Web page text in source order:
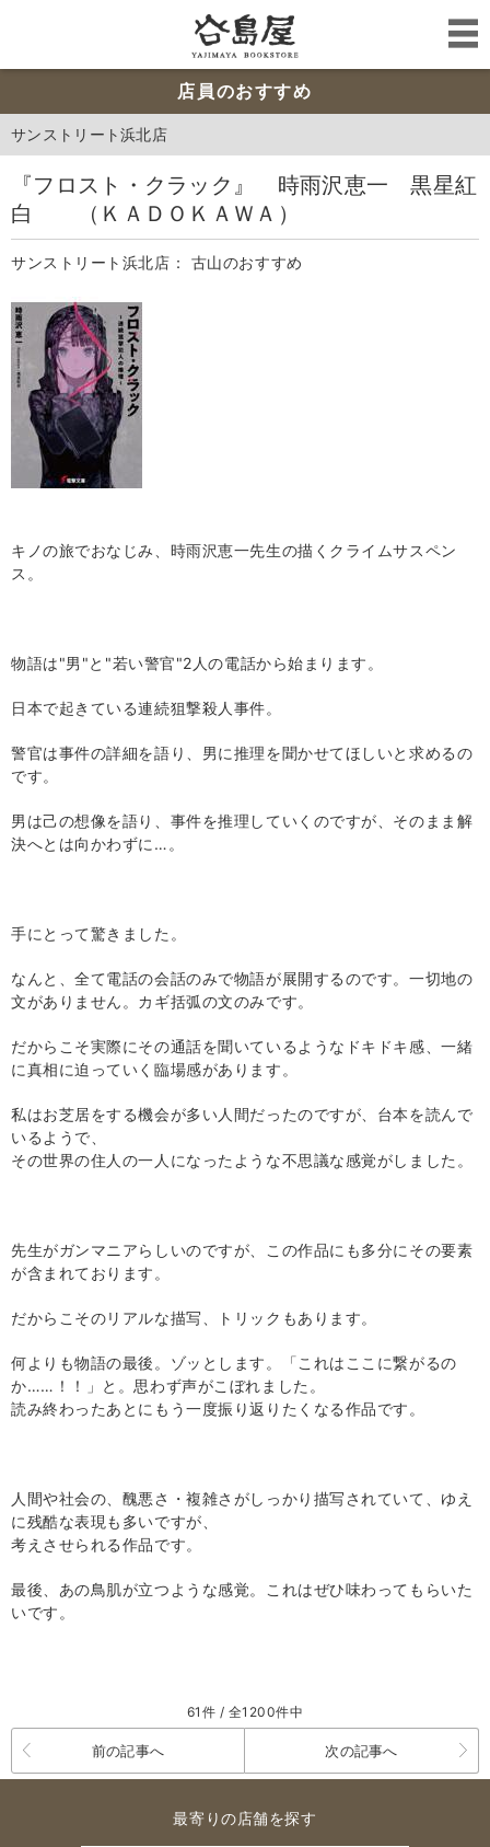
店員のおすすめ
サンストリート浜北店
『フロスト・クラック』 時雨沢恵一 黒星紅
白 （ＫＡＤＯＫＡＷＡ）
サンストリート浜北店： 古山のおすすめ
キノの旅でおなじみ、時雨沢恵一先生の描くクライムサスペン
ス。
物語は"男 "と "若い警官"2 人の電話から始まります。
日本で起きている連続狙撃殺人事件。
警官は事件の詳細を語り、男に推理を聞かせてほしいと求めるの
です。
男は己の想像を語り、事件を推理していくのですが、そのまま解
決へとは向かわずに…。
手にとって驚きました。
なんと、全て電話の会話のみで物語が展開するのです。一切地の
文がありません。カギ括弧の文のみです。
だからこそ実際にその通話を聞いているようなドキドキ感、一緒
に真相に迫っていく臨場感があります。
私はお芝居をする機会が多い人間だったのですが、台本を読んで
いるようで、
その世界の住人の一人になったような不思議な感覚がしました。
先生がガンマニアらしいのですが、この作品にも多分にその要素
が含まれております。
だからこそのリアルな描写、トリックもあります。
何よりも物語の最後。ゾッとします。「これはここに繋がるの
か……！！」と。思わず声がこぼれました。
読み終わったあとにもう一度振り返りたくなる作品です。
人間や社会の、醜悪さ・複雑さがしっかり描写されていて、ゆえ
に残酷な表現も多いですが、
考えさせられる作品です。
最後、あの鳥肌が立つような感覚。これはぜひ味わってもらいた
いです。
61件 / 全1200件中
前の記事へ 次の記事へ
最寄りの店舗を探す